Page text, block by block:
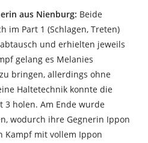
aus Nienburg: Beide
im Part 1 (Schlagen, Treten)
und erhielten jeweils
gelang es Melanies
bringen, allerdings ohne
Haltetechnik konnte die
3 holen. Am Ende wurde
wodurch ihre Gegnerin Ippon
Kampf mit vollem Ippon